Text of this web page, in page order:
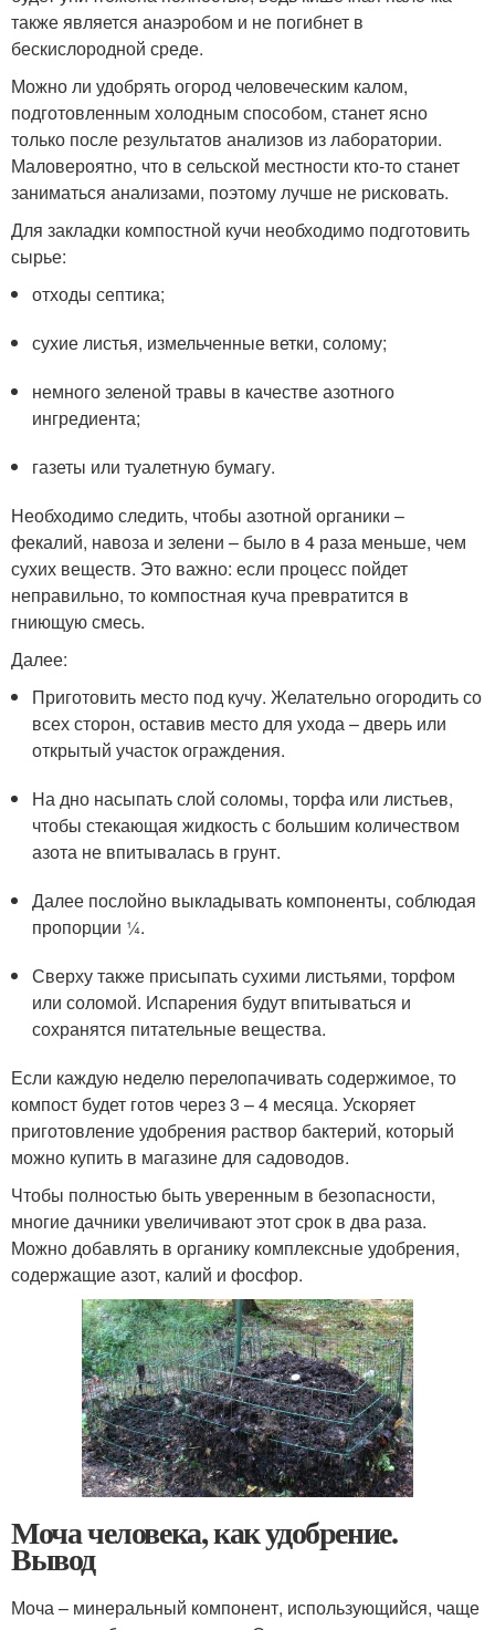
также является анаэробом и не погибнет в
бескислородной среде.
Можно ли удобрять огород человеческим калом,
подготовленным холодным способом, станет ясно
только после результатов анализов из лаборатории.
Маловероятно, что в сельской местности кто-то станет
заниматься анализами, поэтому лучше не рисковать.
Для закладки компостной кучи необходимо подготовить
сырье:
отходы септика;
сухие листья, измельченные ветки, солому;
немного зеленой травы в качестве азотного
ингредиента;
газеты или туалетную бумагу.
Необходимо следить, чтобы азотной органики –
фекалий, навоза и зелени – было в 4 раза меньше, чем
сухих веществ. Это важно: если процесс пойдет
неправильно, то компостная куча превратится в
гниющую смесь.
Далее:
Приготовить место под кучу. Желательно огородить со
всех сторон, оставив место для ухода – дверь или
открытый участок ограждения.
На дно насыпать слой соломы, торфа или листьев,
чтобы стекающая жидкость с большим количеством
азота не впитывалась в грунт.
Далее послойно выкладывать компоненты, соблюдая
пропорции ¼.
Сверху также присыпать сухими листьями, торфом
или соломой. Испарения будут впитываться и
сохранятся питательные вещества.
Если каждую неделю перелопачивать содержимое, то
компост будет готов через 3 – 4 месяца. Ускоряет
приготовление удобрения раствор бактерий, который
можно купить в магазине для садоводов.
Чтобы полностью быть уверенным в безопасности,
многие дачники увеличивают этот срок в два раза.
Можно добавлять в органику комплексные удобрения,
содержащие азот, калий и фосфор.
Моча человека, как удобрение.
Вывод
Моча – минеральный компонент, использующийся, чаще